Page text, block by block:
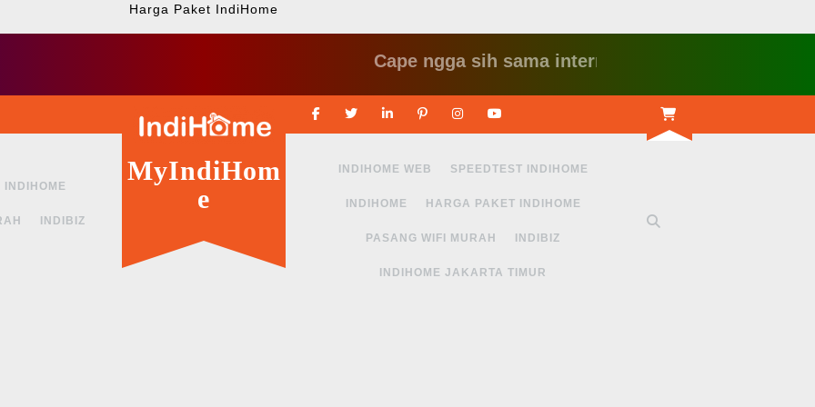
Harga Paket IndiHome
Cape ngga sih sama internet yang lambat gitu gitu
FacebookTwitter LinkedinPinterestInstagram
INDIHOME
INDIBIZ
MyIndiHom
e
INDIHOME WEB SPEEDTEST INDIHOME
INDIHOME HARGA PAKET INDIHOME
PASANG WIFI MURAH INDIBIZ
INDIHOME JAKARTA TIMUR